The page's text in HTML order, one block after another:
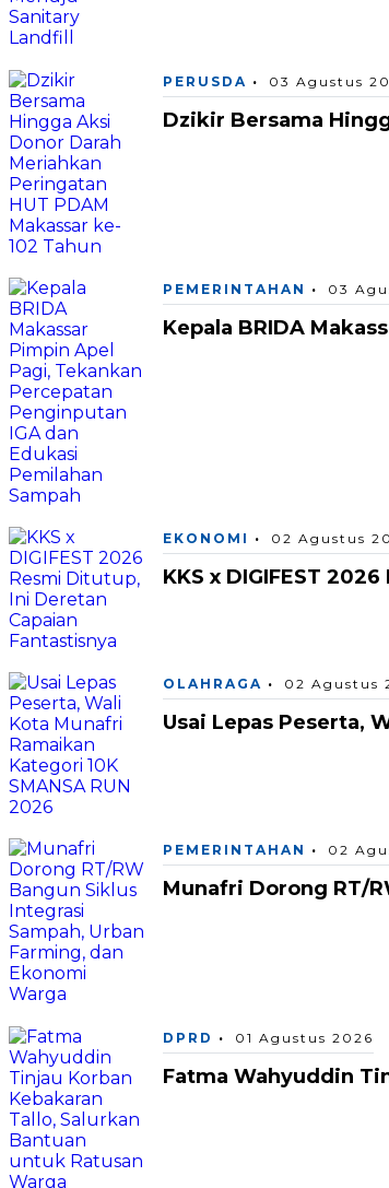
PERUSDA 03 Agustus
Dzikir Bersama
PEMERINTAHAN 03
Kepala BRIDA
EKONOMI 02 Agustus
KKS x DIGIFEST
OLAHRAGA 02 Agustus
Usai Lepas Peserta,
PEMERINTAHAN 02
Munafri Dorong RT/
DPRD 01 Agustus 2026
Fatma Wahyuddin